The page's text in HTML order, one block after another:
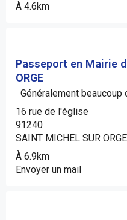
À 4.6km
Passeport en Mairie
ORGE
Généralement beaucoup
16 rue de l'église
91240
SAINT MICHEL SUR ORGE
À 6.9km
Envoyer un mail